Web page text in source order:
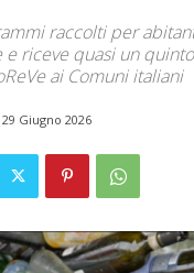
raccolti per
e riceve quasi un
ai Comuni italiani
29 Giugno 2026